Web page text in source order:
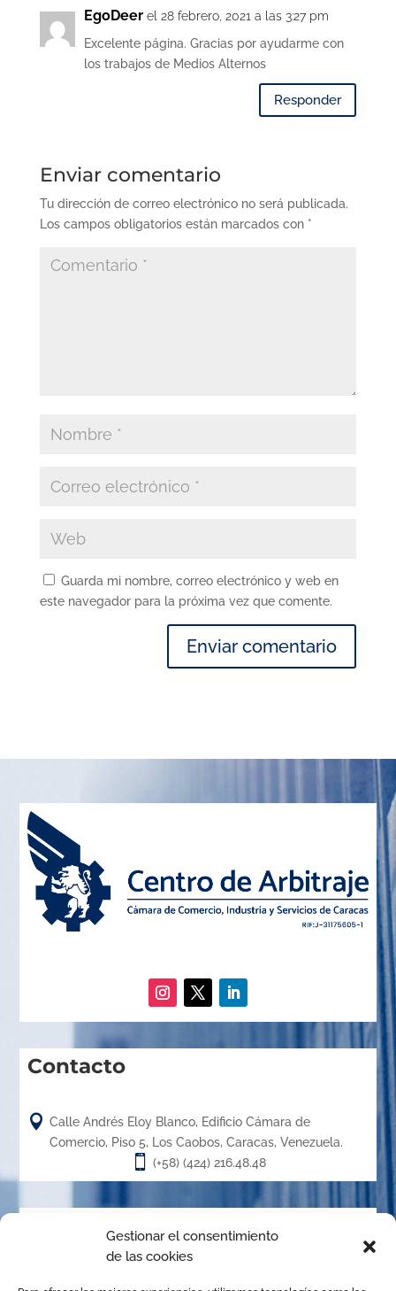
Gestionar el consentimiento
de las cookies
EgoDeer el 28 febrero, 2021 a las 3:27 pm
Excelente página. Gracias por ayudarme con
los trabajos de Medios Alternos
Responder
Enviar comentario
Tu dirección de correo electrónico no será publicada.
Los campos obligatorios están marcados con *
Guarda mi nombre, correo electrónico y web en
este navegador para la próxima vez que comente.
Contacto
 Calle Andrés Eloy Blanco, Edificio Cámara de
Comercio, Piso 5, Los Caobos, Caracas, Venezuela.
 (+58) (424) 216.48.48
Acerca de